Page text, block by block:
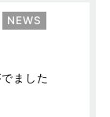
NEWS
ました